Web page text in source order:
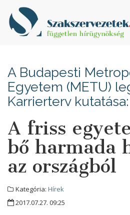
A Budapesti
Egyetem (METU)
Karrierterv kutatása:
A friss
bő harmada
az országból
Kategória: Hírek
2017.07.27. 09:25